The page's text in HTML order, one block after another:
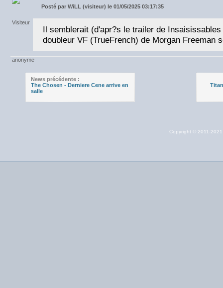
Posté par WiLL (visiteur) le 01/05/2025 03:17:35
Il semblerait (d'apr?s le trailer de
doubleur VF (TrueFrench) de Morgan Freeman
News précédente :
The Chosen - Derniere Cene arrive en
salle
Copyright © 2011-